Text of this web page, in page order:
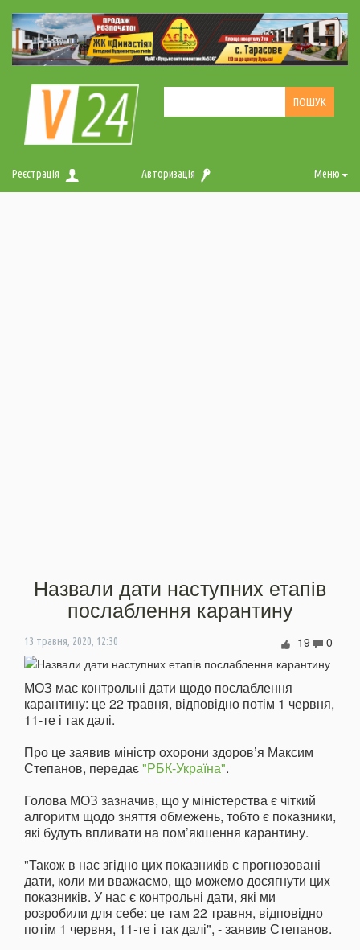
Реєстрація Авторизація Меню
Назвали дати наступних етапів
послаблення карантину
13 травня, 2020, 12:30 0
-19
МОЗ має контрольні дати щодо послаблення
карантину: це 22 травня, відповідно потім 1 червня,
11-те і так далі.
Про це заявив міністр охорони здоров’я Максим
Степанов, передає"РБК-Україна".
Голова МОЗ зазначив, що у міністерства є чіткий
алгоритм щодо зняття обмежень, тобто є показники,
які будуть впливати на пом’якшення карантину.
"Також в нас згідно цих показників є прогнозовані
дати, коли ми вважаємо, що можемо досягнути цих
показників. У нас є контрольні дати, які ми
розробили для себе: це там 22 травня, відповідно
потім 1 червня, 11-те і так далі", - заявив Степанов.